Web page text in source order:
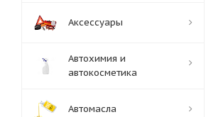
Аксессуары
Автохимия и
автокосметика
Автомасла